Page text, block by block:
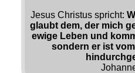
Jesus Christus spricht:
glaubt dem, der mich
ewige Leben und
sondern er ist